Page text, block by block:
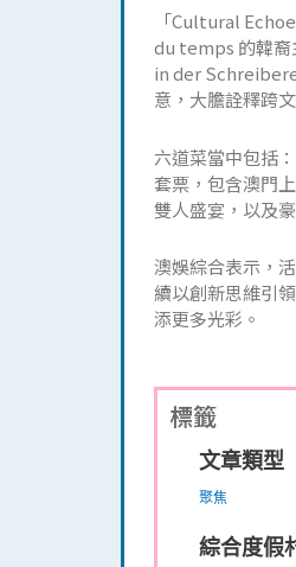
「Cultural
du temps 的韓
in der
意，大膽詮釋跨
六道菜當中包括
套票，包含澳門
雙人盛宴，以及
澳娛綜合表示，
續以創新思維引
添更多光彩。
標籤
文章類型
聚焦
綜合度假